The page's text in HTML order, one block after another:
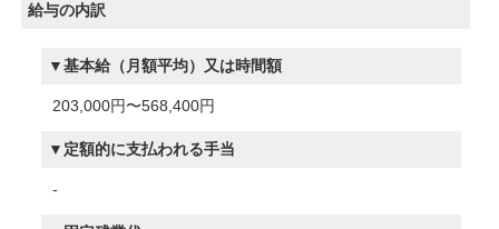
給与の内訳
基本給（月額平均）又は時間額
203,000円〜568,400円
定額的に支払われる手当
-